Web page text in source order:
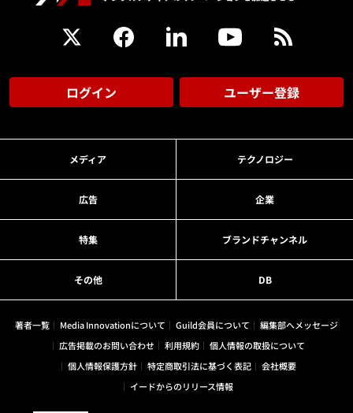
ログイン ユーザー登録
メディア テクノロジー
広告 企業
特集 ブランドチャンネル
その他 DB
著者一覧 Media Innovationについて Guild会員について
編集部へメッセージ
広告掲載のお問い合わせ
利用規約
個人情報の取扱について
個人情報保護方針
特定商取引法に基づく表記
会社概要
イードからのリリース情報